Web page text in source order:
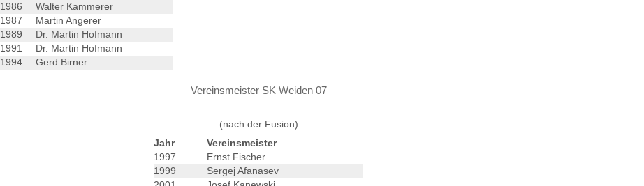
1986
Walter Kammerer
1987
Martin Angerer
1989
Dr. Martin Hofmann
1991
Dr. Martin Hofmann
1994
Gerd Birner
Vereinsmeister SK Weiden 07
(nach der Fusion)
Jahr
Vereinsmeister
1997
Ernst Fischer
1999
Sergej Afanasev